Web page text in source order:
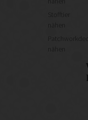
Stofftier